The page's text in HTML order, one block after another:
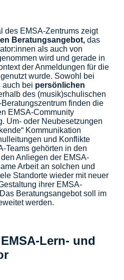
des EMSA-Zentrums zeigt
Beratungsangebot, das
als auch von
wird und gerade in
der Anmeldungen für die
wurde. Sowohl bei
auch bei persönlichen
des (musik)schulischen
finden die
EMSA-Community
Um- oder Neubesetzungen
Kommunikation
und Konflikte
Teams gehörten in den
Anliegen der EMSA-
Arbeit an solchen und
Standorte wieder mit neuer
ihrer EMSA-
Beratungsangebot soll im
werden.
Lern- und